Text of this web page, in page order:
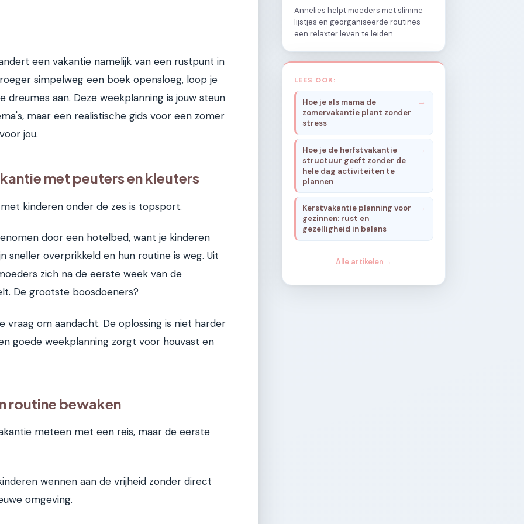
een vakantie namelijk van een rustpunt in
simpelweg een boek opensloeg, loop je
aan. Deze weekplanning is jouw steun
maar een realistische gids voor een zomer
jou.
met peuters en kleuters
kinderen onder de zes is topsport.
door een hotelbed, want je kinderen
sneller overprikkeld en hun routine is weg. Uit
zich na de eerste week van de
De grootste boosdoeners?
vraag om aandacht. De oplossing is niet harder
goede weekplanning zorgt voor houvast en
routine bewaken
meteen met een reis, maar de eerste
wennen aan de vrijheid zonder direct
omgeving.
Annelies helpt moeders met slimme
lijstjes en georganiseerde routines
een relaxter leven te leiden.
LEES OOK:
Hoe je als mama de
zomervakantie plant zonder
stress
Hoe je de herfstvakantie
structuur geeft zonder de
hele dag activiteiten te
plannen
Kerstvakantie planning voor
gezinnen: rust en
gezelligheid in balans
Alle artikelen